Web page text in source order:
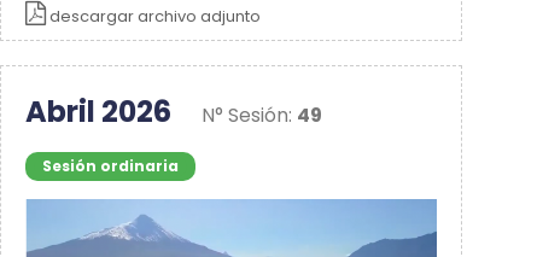
descargar archivo adjunto
Abril 2026 N° Sesión: 49
Sesión ordinaria